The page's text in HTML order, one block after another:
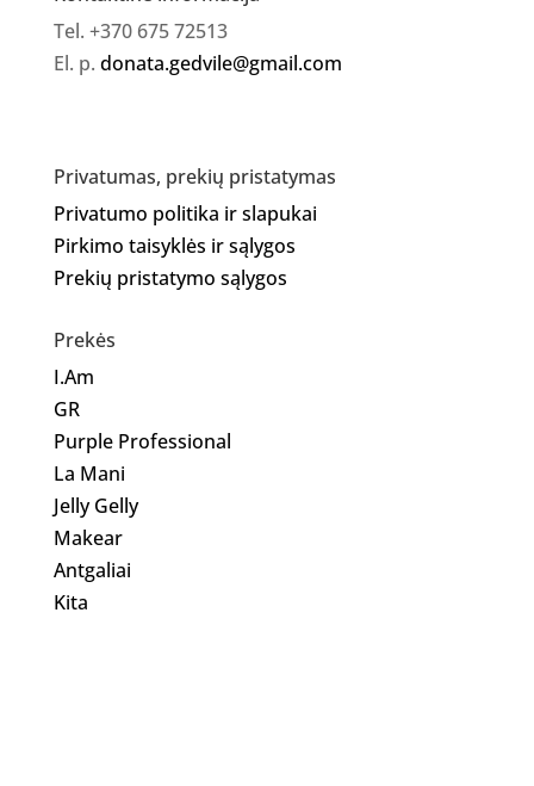
Tel. +370 675 72513
El. p. donata.gedvile@gmail.com
Privatumas, prekių pristatymas
Privatumo politika ir slapukai
Pirkimo taisyklės ir sąlygos
Prekių pristatymo sąlygos
Prekės
I.Am
GR
Purple Professional
La Mani
Jelly Gelly
Makear
Antgaliai
Kita